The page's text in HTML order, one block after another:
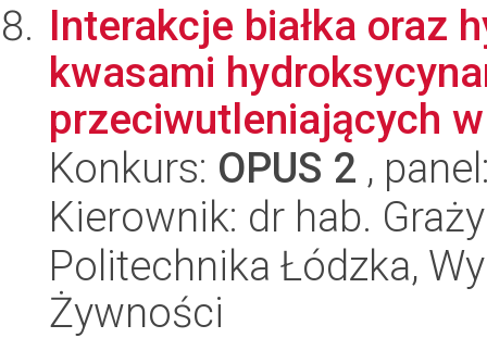
Interakcje białka oraz
kwasami
przeciwutleniających
Konkurs: OPUS 2 ,
Kierownik: dr hab.
Politechnika Łódzka,
Żywności